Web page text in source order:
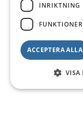
INRIKTNING
FUNKTIONER
ACCEPTERA ALLA
VISA